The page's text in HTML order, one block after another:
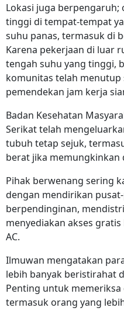
Lokasi juga
tinggi di tempat-tempat
suhu panas, termasuk di
Karena pekerjaan di luar
tengah suhu yang tinggi,
komunitas telah menutup
pemendekan jam kerja
Badan Kesehatan
Serikat telah
tubuh tetap sejuk,
berat jika memungkinkan
Pihak berwenang sering
dengan mendirikan
berpendinginan,
menyediakan akses
AC.
Ilmuwan mengatakan
lebih banyak beristirahat
Penting untuk
termasuk orang yang